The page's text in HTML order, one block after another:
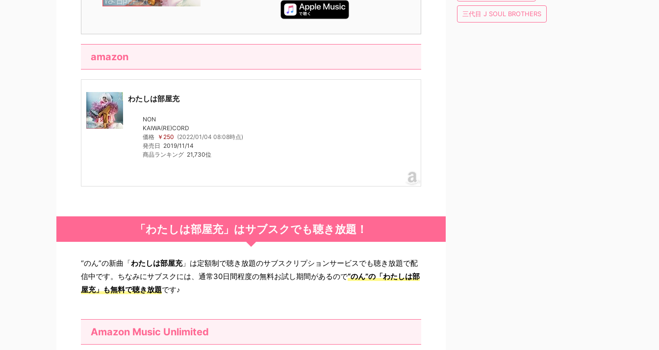
amazon
わたしは部屋充
NON
KAIWA(RE)CORD
価格 ￥250 (2022/01/04 08:08時点)
発売日 2019/11/14
商品ランキング 21,730位
「わたしは部屋充」はサブスクでも聴き放題！
“のん”の新曲「わたしは部屋充」は定額制で聴き放題のサブスクリプションサービスでも聴き放題で配
信中です。ちなみにサブスクには、通常30日間程度の無料お試し期間があるので“のん”の「わたしは部
屋充」も無料で聴き放題です♪
Amazon Music Unlimited
三代目 J SOUL BROTHERS